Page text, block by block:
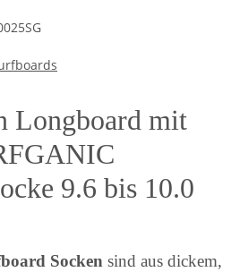
Longboard mit
9.6 bis 10.0
Socken sind aus dickem,